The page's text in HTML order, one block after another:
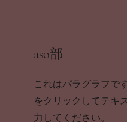
aso部
これはパラグラフで
をクリックしてテキ
力してください。